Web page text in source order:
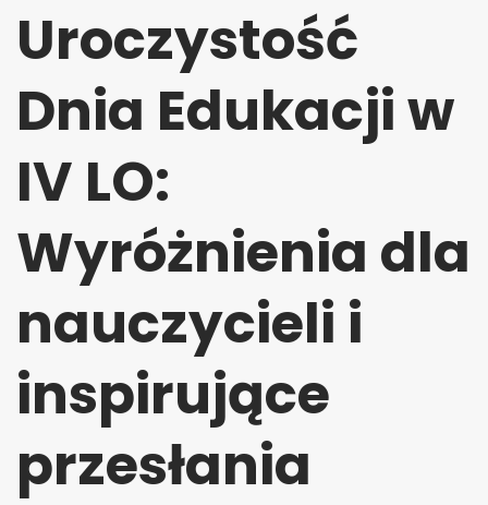
Uroczystość
Dnia Edukacji w
IV LO:
Wyróżnienia dla
nauczycieli i
inspirujące
przesłania